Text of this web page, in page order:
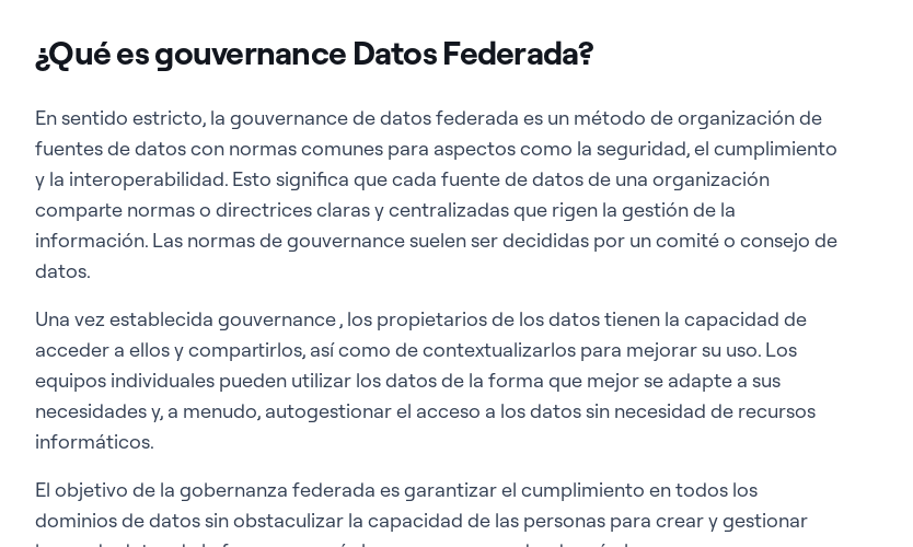
¿Qué es gouvernance Datos Federada?
En sentido estricto, la gouvernance de datos federada es un método de organización de
fuentes de datos con normas comunes para aspectos como la seguridad, el cumplimiento
y la interoperabilidad. Esto significa que cada fuente de datos de una organización
comparte normas o directrices claras y centralizadas que rigen la gestión de la
información. Las normas de gouvernance suelen ser decididas por un comité o consejo de
datos.
Una vez establecida gouvernance , los propietarios de los datos tienen la capacidad de
acceder a ellos y compartirlos, así como de contextualizarlos para mejorar su uso. Los
equipos individuales pueden utilizar los datos de la forma que mejor se adapte a sus
necesidades y, a menudo, autogestionar el acceso a los datos sin necesidad de recursos
informáticos.
El objetivo de la gobernanza federada es garantizar el cumplimiento en todos los
dominios de datos sin obstaculizar la capacidad de las personas para crear y gestionar